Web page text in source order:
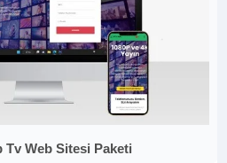
Tv Web Sitesi Paketi